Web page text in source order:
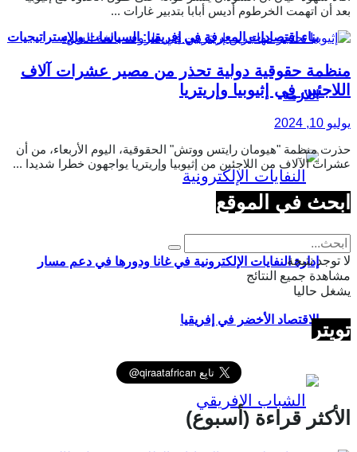
بناء اقتصادات المعرفة في إفريقيا: السياسات والإستراتيجيات
اللازمة
إدارة النفايات الإلكترونية في غانا ودورها في دعم مسار
الاقتصاد الأخضر في إفريقيا
بعد أن اتهمت الخرطوم أديس أبابا بتدبير غارات ...
منظمة حقوقية دولية تحذر من مصير عشرات آلاف
اللاجئين في إثيوبيا وإريتريا
يوليو 10, 2024
حذرت منظمة "هيومان رايتس ووتش" الحقوقية، اليوم الأربعاء، من أن
عشرات الآلاف من اللاجئين من إثيوبيا وإريتريا يواجهون خطرا شديدا ...
ابحث في الموقع
لا توجد نتيجة
مشاهدة جميع النتائج
يشغل حاليا
تويتر
الأكثر قراءة (أسبوع)